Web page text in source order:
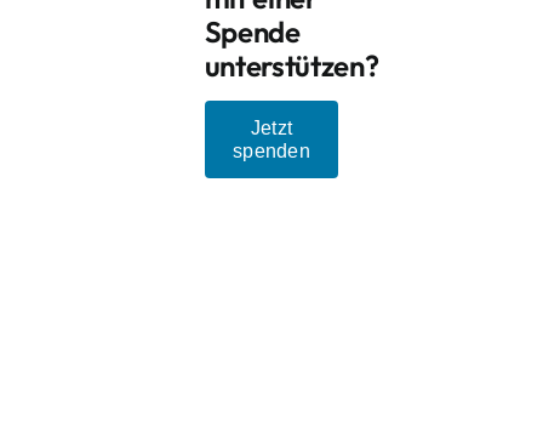
Spende
unterstützen?
Jetzt
spenden